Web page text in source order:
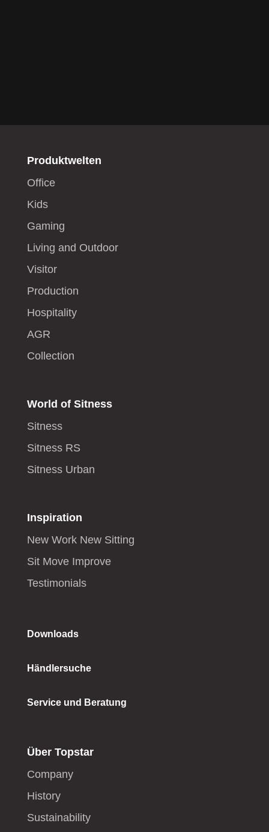
Produktwelten
Office
Kids
Gaming
Living and Outdoor
Visitor
Production
Hospitality
AGR
Collection
World of Sitness
Sitness
Sitness RS
Sitness Urban
Inspiration
New Work New Sitting
Sit Move Improve
Testimonials
Downloads
Händlersuche
Service und Beratung
Über Topstar
Company
History
Sustainability